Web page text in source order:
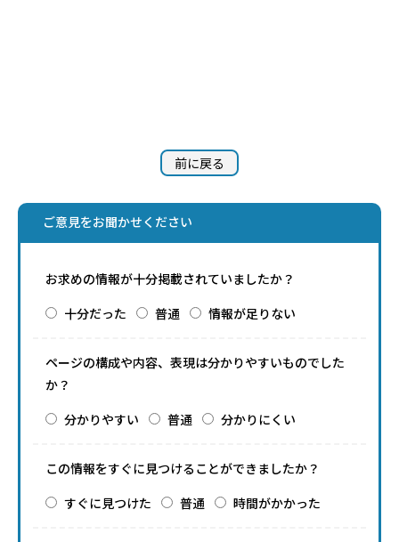
前に戻る
ご意見をお聞かせください
お求めの情報が十分掲載されていましたか？
十分だった
普通 情報が足りない
ページの構成や内容、表現は分かりやすいものでした
か？
分かりやすい
普通 分かりにくい
この情報をすぐに見つけることができましたか？
すぐに見つけた
普通 時間がかかった